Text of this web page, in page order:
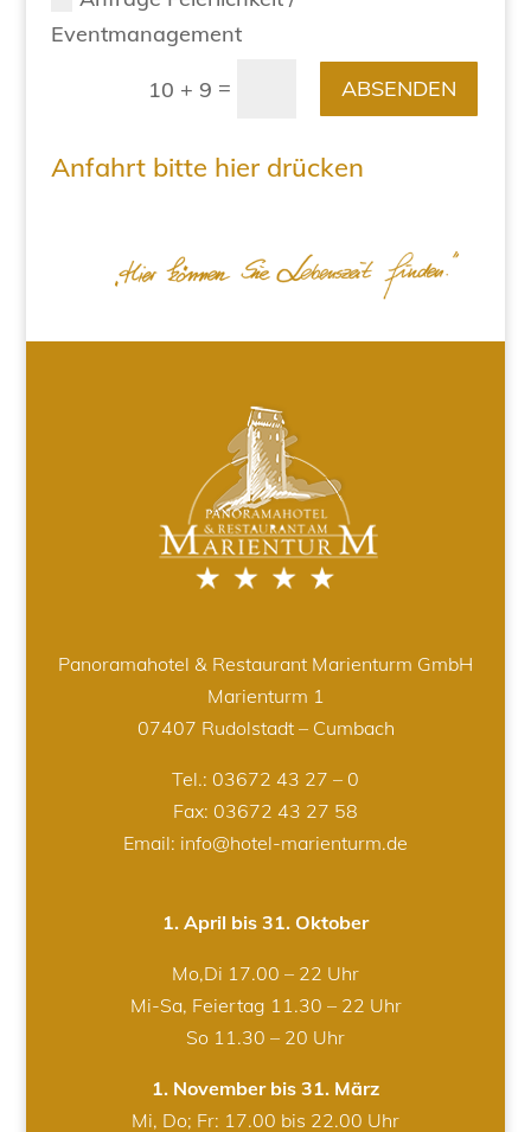
Eventmanagement
10 + 9 = ABSENDEN
Anfahrt bitte hier drücken
Panoramahotel & Restaurant Marienturm GmbH
Marienturm 1
07407 Rudolstadt – Cumbach
Tel.: 03672 43 27 – 0
Fax: 03672 43 27 58
Email: info@hotel-marienturm.de
1. April bis 31. Oktober
Mo,Di 17.00 – 22 Uhr
Mi-Sa, Feiertag 11.30 – 22 Uhr
So 11.30 – 20 Uhr
1. November bis 31. März
Mi, Do; Fr: 17.00 bis 22.00 Uhr